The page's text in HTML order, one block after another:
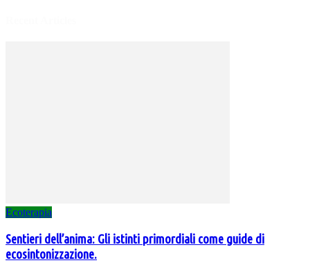
Ecoterapia
Sentieri dell’anima: Gli istinti primordiali come guide di
ecosintonizzazione.